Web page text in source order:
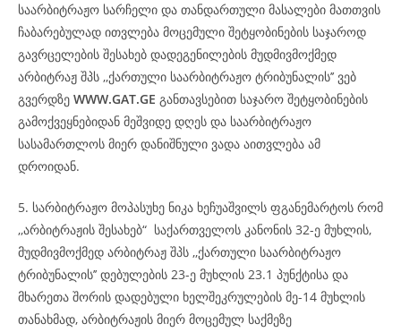
საარბიტრაჟო სარჩელი და თანდართული მასალები მათთვის
ჩაბარებულად ითვლება მოცემული შეტყობინების საჯაროდ
გავრცელების შესახებ დადეგენილების მუდმივმოქმედ
არბიტრაჟ შპს ,,ქართული საარბიტრაჟო ტრიბუნალის’’ ვებ
გვერდზე WWW.GAT.GE განთავსებით საჯარო შეტყობინების
გამოქვეყნებიდან მეშვიდე დღეს და საარბიტრაჟო
სასამართლოს მიერ დანიშნული ვადა აითვლება ამ
დროიდან.
5. სარბიტრაჟო მოპასუხე ნიკა ხეჩუაშვილს ფგანემარტოს რომ
,,არბიტრაჟის შესახებ“ საქართველოს კანონის 32-ე მუხლის,
მუდმივმოქმედ არბიტრაჟ შპს ,,ქართული საარბიტრაჟო
ტრიბუნალის’’ დებულების 23-ე მუხლის 23.1 პუნქტისა და
მხარეთა შორის დადებული ხელშეკრულების მე-14 მუხლის
თანახმად, არბიტრაჟის მიერ მოცემულ საქმეზე